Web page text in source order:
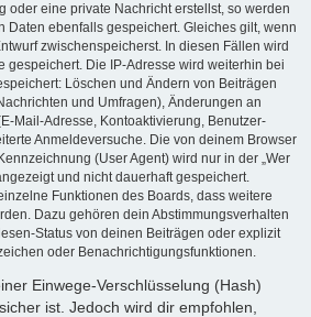
oder eine private Nachricht erstellst, so werden
Daten ebenfalls gespeichert. Gleiches gilt, wenn
zwischenspeicherst. In diesen Fällen wird
gespeichert. Die IP-Adresse wird weiterhin bei
Löschen und Ändern von Beiträgen
und Umfragen), Änderungen an
Mail-Adresse, Kontoaktivierung, Benutzer-
Anmeldeversuche. Die von deinem Browser
(User Agent) wird nur in der „Wer
und nicht dauerhaft gespeichert.
Funktionen des Boards, dass weitere
Dazu gehören dein Abstimmungsverhalten
Status von deinen Beiträgen oder explizit
oder Benachrichtigungsfunktionen.
Einwege-Verschlüsselung (Hash)
ist. Jedoch wird dir empfohlen,